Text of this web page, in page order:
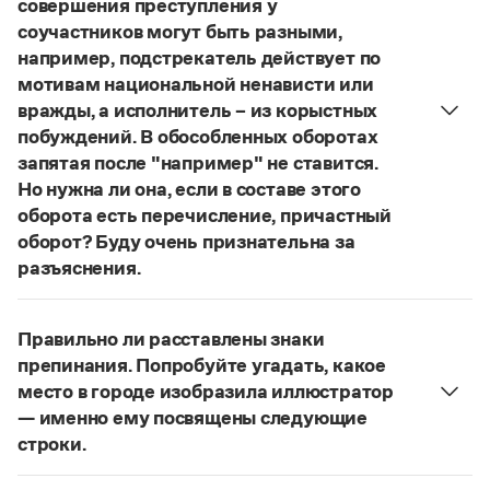
Словари русского языка как государственного
Справочники
Правила русской орфографии и пунктуации
Русский язык. Краткий теоретический курс
для школьников
Письмовник
Справочник по пунктуации
Справочник по фразеологии
Азбучные истины
Все справочники портала
Новости и события
Управление в русском языке
Словарь русских имён
Словарь методических терминов
Правила русской орфографии и пунктуации
(1956)
совершения преступления у
соучастников могут быть разными,
например, подстрекатель действует по
мотивам национальной ненависти или
вражды, а исполнитель – из корыстных
побуждений. В обособленных оборотах
запятая после "например" не ставится.
Но нужна ли она, если в составе этого
оборота есть перечисление, причастный
оборот? Буду очень признательна за
разъяснения.
В § 94«Правил русской орфографии и пунктуации»
слова и сочетания слов, стоящие на границе
частей сложного предложения и относящиеся к
следующему за ними предложению,
не отделяются от него запятой:Послышался
резкий стук, должно быть сорвалась ставня
По этому правилу запятая посленапример
Правильно ли расставлены знаки
препинания. Попробуйте угадать, какое
место в городе изобразила иллюстратор
— именно ему посвящены следующие
строки.
Нужно закрыть запятой придаточную часть: